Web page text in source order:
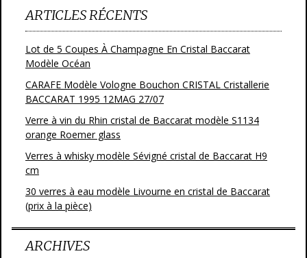
ARTICLES RÉCENTS
Lot de 5 Coupes À Champagne En Cristal Baccarat
Modèle Océan
CARAFE Modèle Vologne Bouchon CRISTAL Cristallerie
BACCARAT 1995 12MAG 27/07
Verre à vin du Rhin cristal de Baccarat modèle S1134
orange Roemer glass
Verres à whisky modèle Sévigné cristal de Baccarat H9
cm
30 verres à eau modèle Livourne en cristal de Baccarat
(prix à la pièce)
ARCHIVES